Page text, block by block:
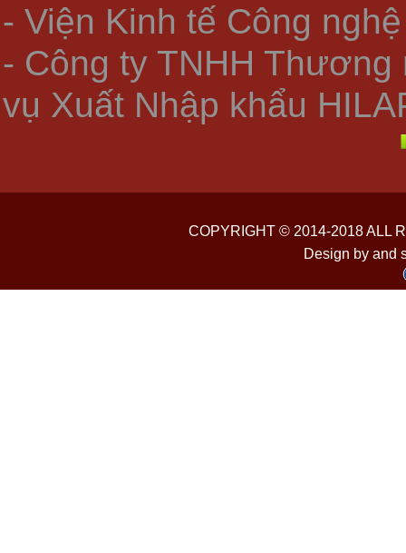
- Viện Kinh tế Công
- Công ty TNHH Thương
vụ Xuất Nhập khẩu
COPYRIGHT © 2014-2018 ALL
Design by and